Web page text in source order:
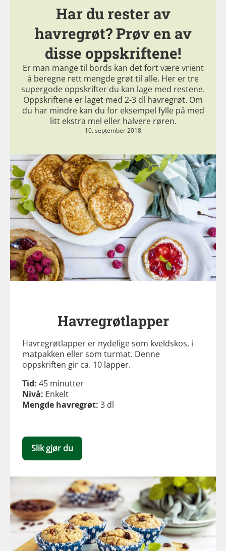
Har du rester av
havregrøt? Prøv en av
disse oppskriftene!
Er man mange til bords kan det fort være vrient
å beregne rett mengde grøt til alle. Her er tre
supergode oppskrifter du kan lage med restene.
Oppskriftene er laget med 2-3 dl havregrøt. Om
du har mindre kan du for eksempel fylle på med
litt ekstra mel eller halvere røren.
10. september 2018
Havregrøtlapper
Havregrøtlapper er nydelige som kveldskos, i
matpakken eller som turmat. Denne
oppskriften gir ca. 10 lapper.
Tid: 45 minutter
Nivå: Enkelt
Mengde havregrøt: 3 dl
Slik gjør du